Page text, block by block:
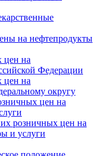
на нефтепродукты
цен на
Федерации
цен на
округу
цен на
розничных цен на
и услуги